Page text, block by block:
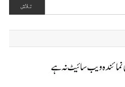
تلاش